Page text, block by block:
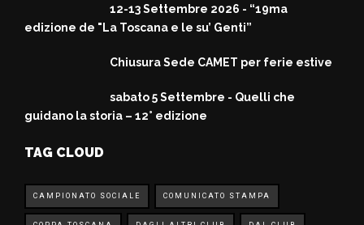
12-13 Settembre 2026 - “19ma
edizione de "La Toscana e le su’ Genti”
Chiusura Sede CAMET per ferie estive
sabato 5 Settembre - Quelli che
guidano la storia – 12° edizione
TAG CLOUD
CAMPIONATO SOCIALE COMUNICATO STAMPA